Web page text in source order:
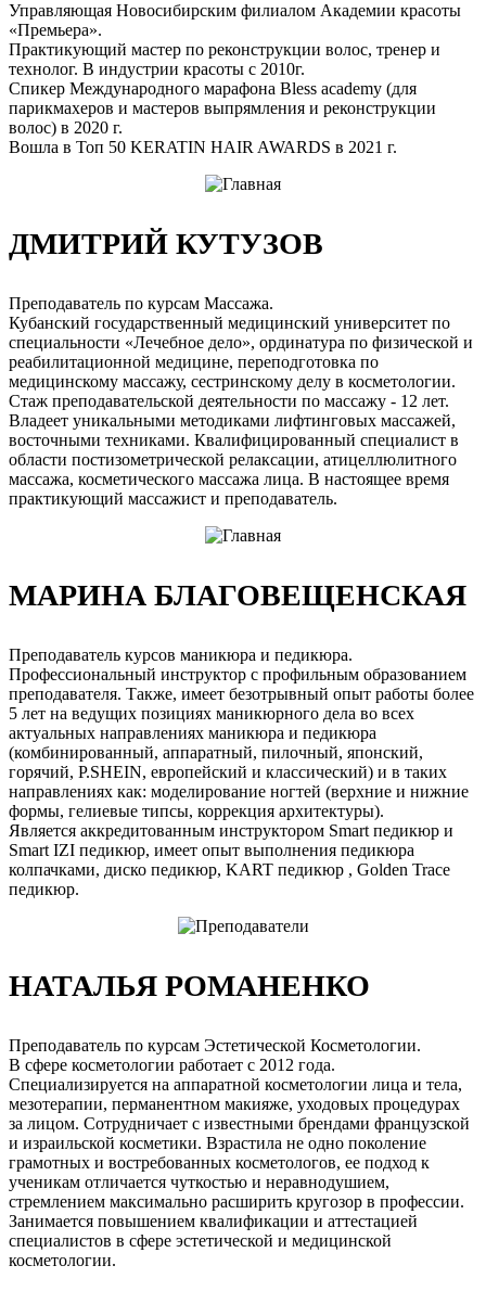
Управляющая Новосибирским филиалом Академии красоты
«Премьера».
Практикующий мастер по реконструкции волос, тренер и
технолог. В индустрии красоты с 2010г.
Спикер Международного марафона Bless academy (для
парикмахеров и мастеров выпрямления и реконструкции
волос) в 2020 г.
Вошла в Топ 50 KERATIN HAIR AWARDS в 2021 г.
ДМИТРИЙ КУТУЗОВ
Преподаватель по курсам Массажа.
Кубанский государственный медицинский университет по
специальности «Лечебное дело», ординатура по физической и
реабилитационной медицине, переподготовка по
медицинскому массажу, сестринскому делу в косметологии.
Стаж преподавательской деятельности по массажу - 12 лет.
Владеет уникальными методиками лифтинговых массажей,
восточными техниками. Квалифицированный специалист в
области постизометрической релаксации, атицеллюлитного
массажа, косметического массажа лица. В настоящее время
практикующий массажист и преподаватель.
МАРИНА БЛАГОВЕЩЕНСКАЯ
Преподаватель курсов маникюра и педикюра.
Профессиональный инструктор с профильным образованием
преподавателя. Также, имеет безотрывный опыт работы более
5 лет на ведущих позициях маникюрного дела во всех
актуальных направлениях маникюра и педикюра
(комбинированный, аппаратный, пилочный, японский,
горячий, P.SHEIN, европейский и классический) и в таких
направлениях как: моделирование ногтей (верхние и нижние
формы, гелиевые типсы, коррекция архитектуры).
Является аккредитованным инструктором Smart педикюр и
Smart IZI педикюр, имеет опыт выполнения педикюра
колпачками, диско педикюр, KART педикюр , Golden Trace
педикюр.
НАТАЛЬЯ РОМАНЕНКО
Преподаватель по курсам Эстетической Косметологии.
В сфере косметологии работает с 2012 года.
Специализируется на аппаратной косметологии лица и тела,
мезотерапии, перманентном макияже, уходовых процедурах
за лицом. Сотрудничает с известными брендами французской
и израильской косметики. Взрастила не одно поколение
грамотных и востребованных косметологов, ее подход к
ученикам отличается чуткостью и неравнодушием,
стремлением максимально расширить кругозор в профессии.
Занимается повышением квалификации и аттестацией
специалистов в сфере эстетической и медицинской
косметологии.